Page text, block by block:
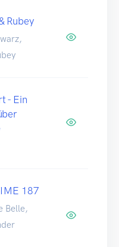
Rubey
- Ein
187
Belle,